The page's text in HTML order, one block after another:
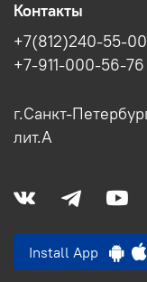
Контакты
+7(812)240-55-00
+7-911-000-56-76
г.Санкт-
лит.А
Install App